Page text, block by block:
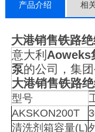
产品介绍 相
大港销售铁路
意大利 Aoweks
泵的公司，集
大港销售铁路
型号
AKSKON200T
清洗剂箱容量(L)